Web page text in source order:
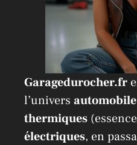
Garagedurocher.fr
l’univers automobile
thermiques
électriques, en